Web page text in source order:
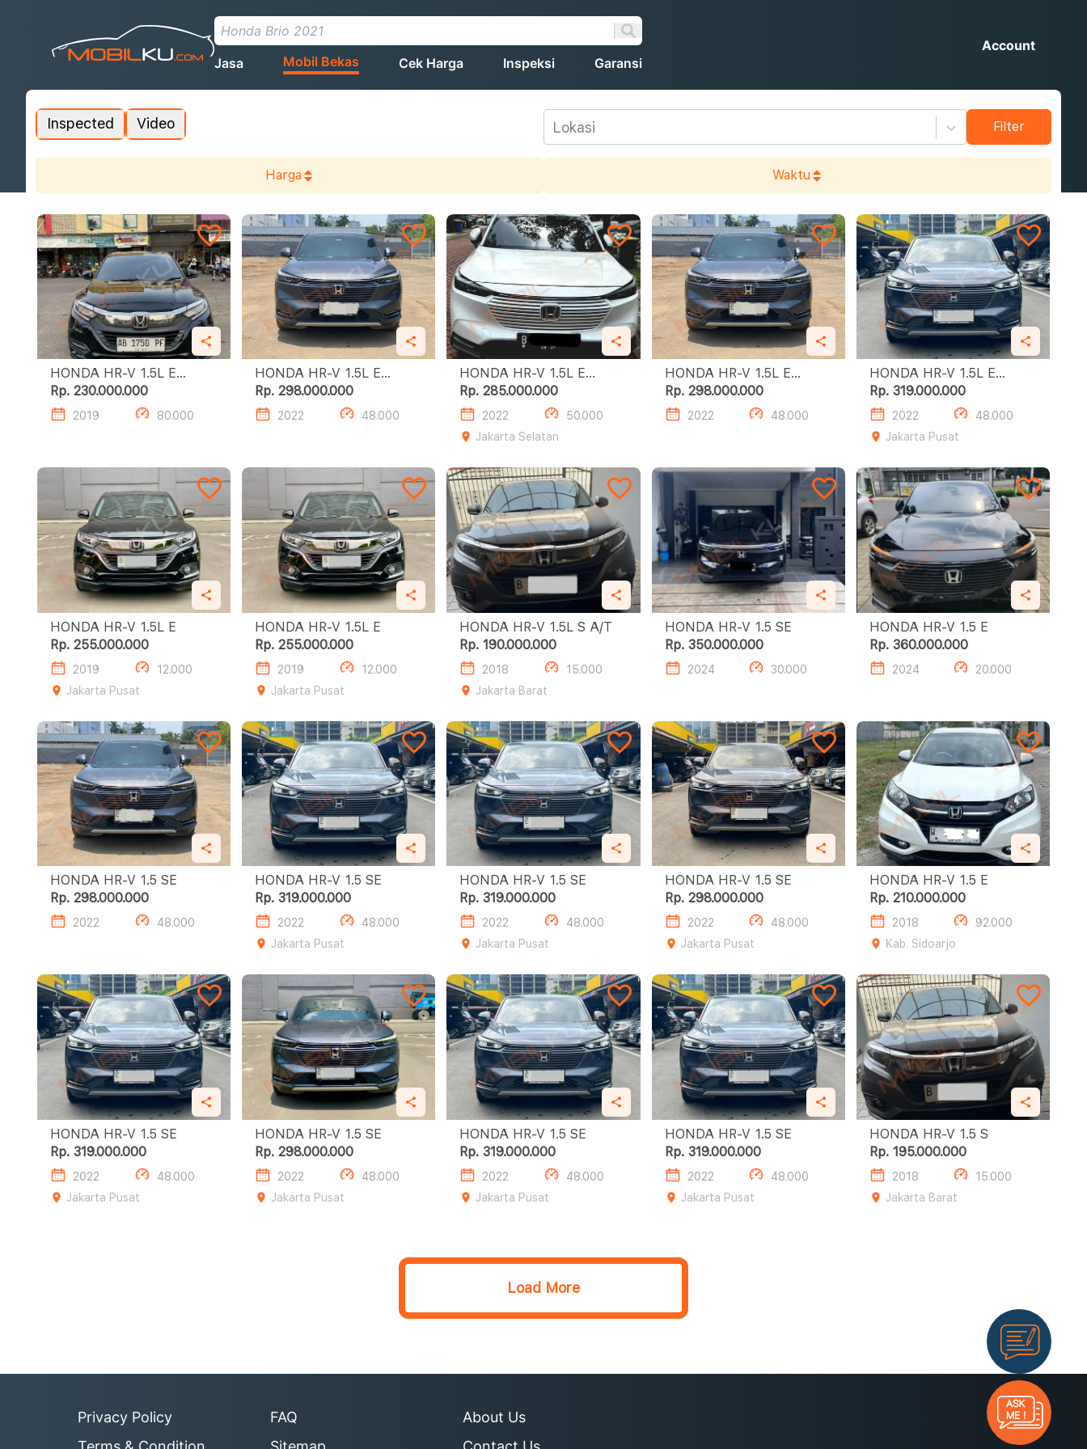
Jasa Mobil Bekas Cek Harga Inspeksi Garansi
Account
Inspected Video Lokasi Filter
Harga Waktu
HONDA HR-V 1.5L E
SPECIAL EDITION
Rp. 230.000.000
2019 80.000
HONDA HR-V 1.5L E
SPECIAL EDITION
Rp. 298.000.000
2022 48.000
HONDA HR-V 1.5L E
SPECIAL EDITION
Rp. 285.000.000
2022
50.000
Jakarta Selatan
HONDA HR-V 1.5L E
SPECIAL EDITION
Rp. 298.000.000
2022 48.000
HONDA HR-V 1.5L E
SPECIAL EDITION
Rp. 319.000.000
2022
48.000
Jakarta Pusat
HONDA HR-V 1.5L E
Rp. 255.000.000
2019
12.000
Jakarta Pusat
HONDA HR-V 1.5L E
Rp. 255.000.000
2019
12.000
Jakarta Pusat
HONDA HR-V 1.5L S A/T
Rp. 190.000.000
2018
15.000
Jakarta Barat
HONDA HR-V 1.5 SE
Rp. 350.000.000
2024 30.000
HONDA HR-V 1.5 E
Rp. 360.000.000
2024 20.000
HONDA HR-V 1.5 SE
Rp. 298.000.000
2022 48.000
HONDA HR-V 1.5 SE
Rp. 319.000.000
2022
48.000
Jakarta Pusat
HONDA HR-V 1.5 SE
Rp. 319.000.000
2022
48.000
Jakarta Pusat
HONDA HR-V 1.5 SE
Rp. 298.000.000
2022
48.000
Jakarta Pusat
HONDA HR-V 1.5 E
Rp. 210.000.000
2018
92.000
Kab. Sidoarjo
HONDA HR-V 1.5 SE
Rp. 319.000.000
2022
48.000
Jakarta Pusat
HONDA HR-V 1.5 SE
Rp. 298.000.000
2022
48.000
Jakarta Pusat
HONDA HR-V 1.5 SE
Rp. 319.000.000
2022
48.000
Jakarta Pusat
HONDA HR-V 1.5 SE
Rp. 319.000.000
2022
48.000
Jakarta Pusat
HONDA HR-V 1.5 S
Rp. 195.000.000
2018
15.000
Jakarta Barat
Load More
Privacy Policy
FAQ
About Us